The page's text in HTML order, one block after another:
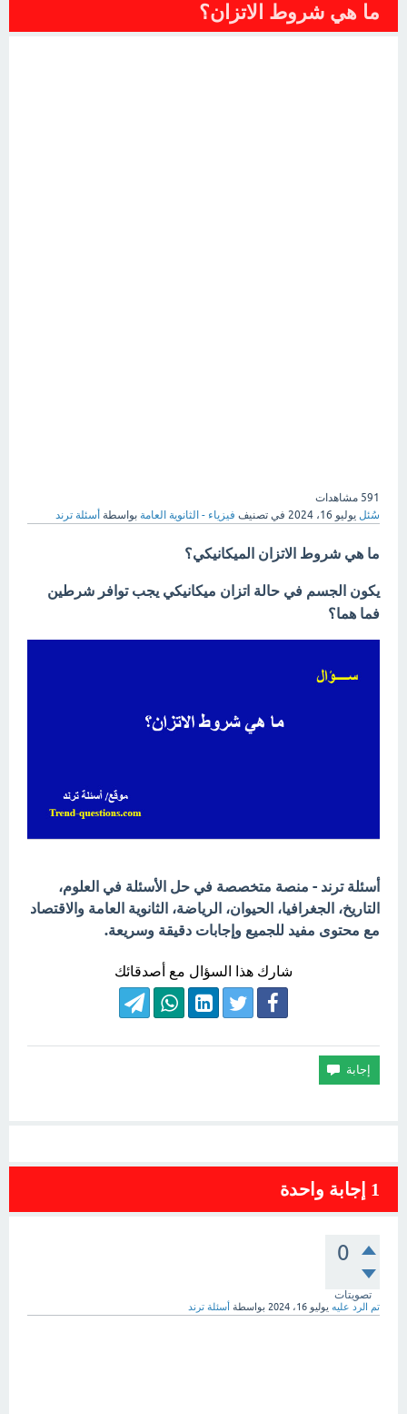
ما هي شروط الاتزان؟
591 مشاهدات
سُئل يوليو 16، 2024 في تصنيف فيزياء - الثانوية العامة بواسطة أسئلة ترند
ما هي شروط الاتزان الميكانيكي؟
يكون الجسم في حالة اتزان ميكانيكي يجب توافر شرطين
فما هما؟
أسئلة ترند - منصة متخصصة في حل الأسئلة في العلوم،
التاريخ، الجغرافيا، الحيوان، الرياضة، الثانوية العامة والاقتصاد
مع محتوى مفيد للجميع وإجابات دقيقة وسريعة.
شارك هذا السؤال مع أصدقائك
1 إجابة واحدة
0
تصويتات
تم الرد عليه يوليو 16، 2024 بواسطة أسئلة ترند